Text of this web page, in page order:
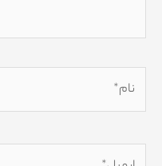
ایمیل*